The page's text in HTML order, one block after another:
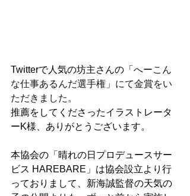
Twitterで人気の坊主さんの「 へーこん
な仕事あるんだ選手権」にて金賞をい
ただきました。
推薦をしてくださったイラストレータ
ーK様、ありがとうございます。
本協会の「晴れの日プロデュースサー
ビス HAREBARE」は協会設立より行
っておりまして、新海誠監督の天気の